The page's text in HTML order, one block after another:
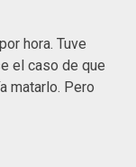
hora. Tuve
el caso de que
matarlo. Pero